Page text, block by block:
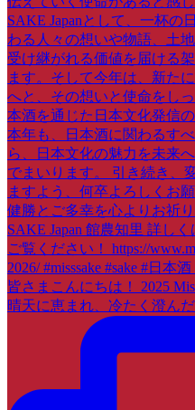
皆さまこんにちは！ 2025
晴天に恵まれ、冷たく澄んだ